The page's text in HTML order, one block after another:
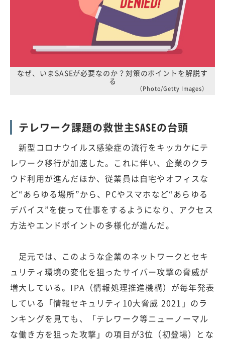
なぜ、いまSASEが必要なのか？対策のポイントを解説す
る
（Photo/Getty Images）
テレワーク課題の救世主SASEの台頭
新型コロナウイルス感染症の流行をキッカケにテ
レワーク移行が加速した。これに伴い、企業のクラ
ウド利用が進んだほか、従業員は自宅やオフィスな
ど“あらゆる場所”から、PCやスマホなど“あらゆる
デバイス”を使って仕事をするようになり、アクセス
方法やエンドポイントの多様化が進んだ。
足元では、このような企業のネットワークとセキ
ュリティ環境の変化を狙ったサイバー攻撃の脅威が
増大している。IPA（情報処理推進機構）が毎年発表
している「情報セキュリティ10大脅威 2021」のラ
ンキングを見ても、「テレワーク等ニューノーマル
な働き方を狙った攻撃」の項目が3位（初登場）とな